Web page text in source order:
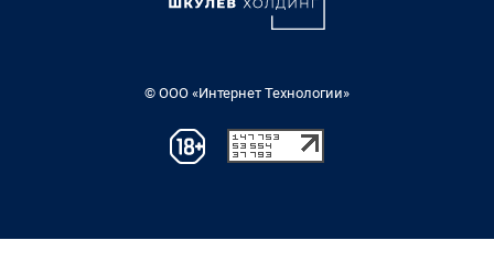
© ООО «Интернет Технологии»